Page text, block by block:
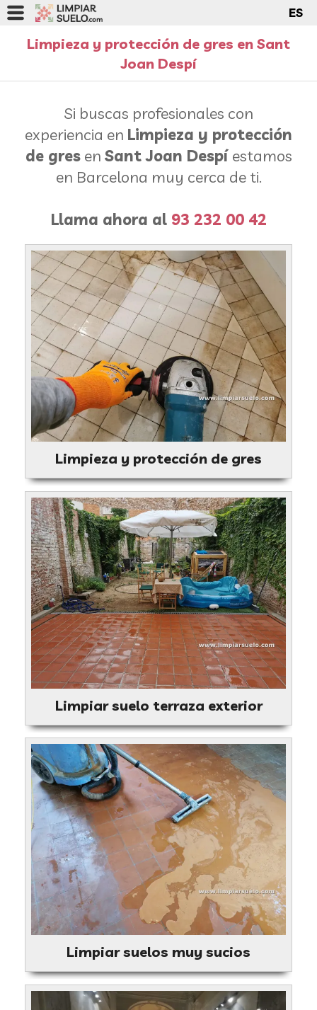
ES
Limpieza y protección de gres en Sant
Joan Despí
Si buscas profesionales con
experiencia en Limpieza y protección
de gresen Sant Joan Despí estamos
en Barcelona muy cerca de ti.
Llama ahora al 93 232 00 42
Limpieza y protección de gres
Limpiar suelo terraza exterior
Limpiar suelos muy sucios